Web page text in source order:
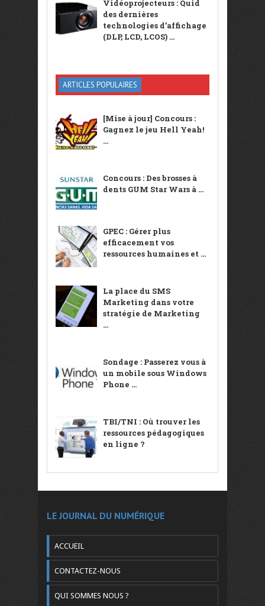
Vidéoprojecteurs : Quid
des dernières
technologies d’affichage
(DLP, LCD, LCOS) ...
ARTICLES POPULAIRES
[Mise à jour] Concours :
Gagnez le jeu Hell Yeah!
...
Concours : Des brosses à
dents GUM Star Wars à ...
GPEC : Gérer plus
efficacement vos
ressources humaines et ...
La place du SMS
Marketing dans votre
stratégie de Marketing
...
Sondage : Passerez vous à
un mobile sous Windows
Phone ...
TBI/TNI : Où trouver les
ressources pédagogiques
en ligne ?
LE JOURNAL DU NUMÉRIQUE
ACCUEIL
CONTACTEZ-NOUS
QUI SOMMES NOUS ?